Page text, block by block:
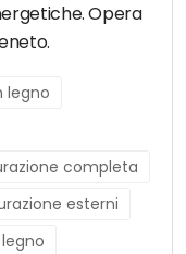
Opera
legno
completa
esterni